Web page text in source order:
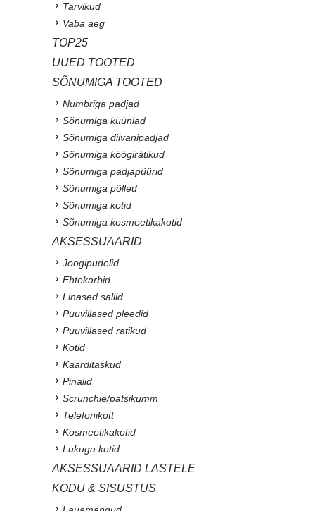
Tarvikud
Vaba aeg
TOP25
UUED TOOTED
SÕNUMIGA TOOTED
Numbriga padjad
Sõnumiga küünlad
Sõnumiga diivanipadjad
Sõnumiga köögirätikud
Sõnumiga padjapüürid
Sõnumiga põlled
Sõnumiga kotid
Sõnumiga kosmeetikakotid
AKSESSUAARID
Joogipudelid
Ehtekarbid
Linased sallid
Puuvillased pleedid
Puuvillased rätikud
Kotid
Kaarditaskud
Pinalid
Scrunchie/patsikumm
Telefonikott
Kosmeetikakotid
Lukuga kotid
AKSESSUAARID LASTELE
KODU & SISUSTUS